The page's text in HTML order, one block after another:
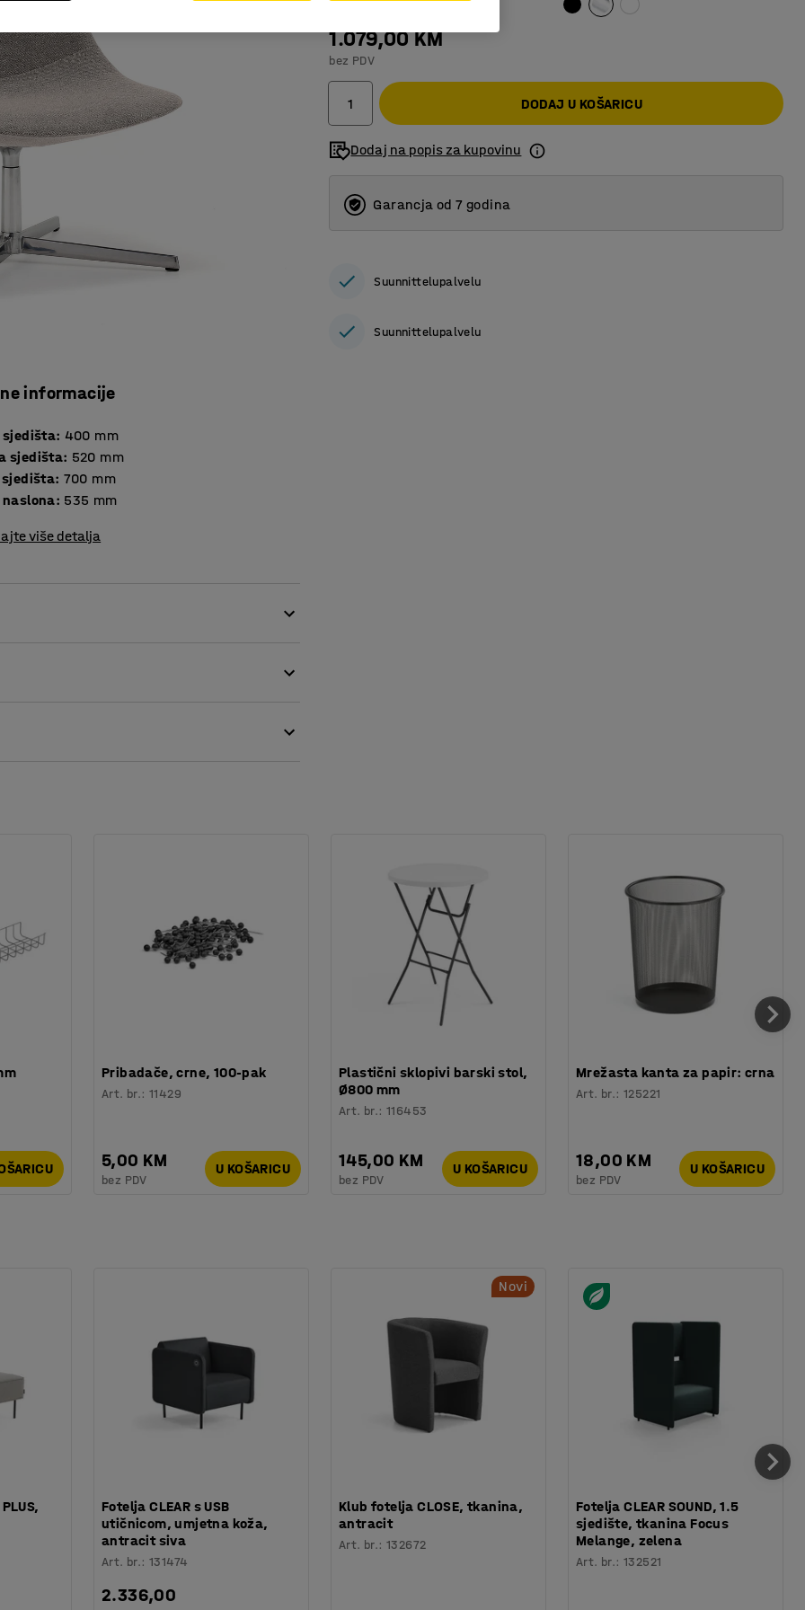
informacije
sjedišta: 400 mm
sjedišta: 520 mm
: 700 mm
: 535 mm
više detalja
telefonske pozive ili za neformalne
za 360° i ima funkciju vraćanja u
1.079,00 KM
bez PDV
DODAJ U KOŠARICU
Dodaj na popis za kupovinu
Garancja od 7 godina
Suunnittelupalvelu
Suunnittelupalvelu
Pribadače, crne, 100-pak
Art. br.:11429
5,00 KM
bez PDV
U KOŠARICU
Plastični sklopivi barski stol,
Ø800 mm
Art. br.:116453
145,00 KM
bez PDV
U KOŠARICU
Mrežasta kanta za papir: crna
Art. br.:125221
18,00 KM
bez PDV
U KOŠARICU
Fotelja CLEAR s USB
utičnicom, umjetna koža,
antracit siva
Art. br.:131474
2.336,00
Novi
Klub fotelja CLOSE, tkanina,
antracit
Art. br.:132672
Fotelja CLEAR SOUND, 1.5
sjedište, tkanina Focus
Melange, zelena
Art. br.:132521